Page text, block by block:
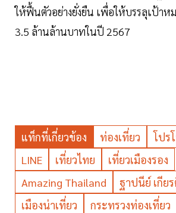
ให้ฟื้นตัวอย่างยั่งยืน เพื่อให้บรรลุเป้าห
3.5 ล้านล้านบาทในปี 2567
แท็กที่เกี่ยวข้อง ท่องเที่ยว โปร
LINE
เที่ยวไทย
เที่ยวเมืองรอง
Amazing Thailand
ฐาปนีย์ เกีย
เมืองน่าเที่ยว
กระทรวงท่องเที่ยว